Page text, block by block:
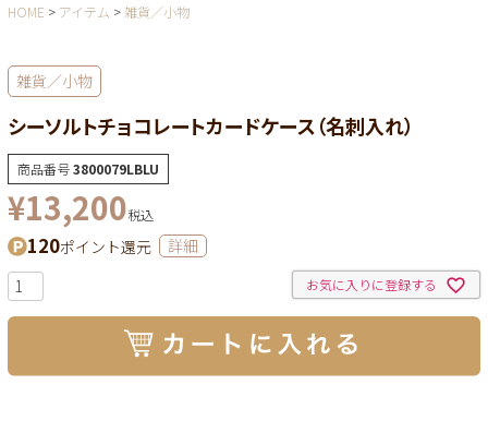
HOME アイテム 雑貨／小物
雑貨／小物
シーソルトチョコレートカードケース（名刺入れ）
商品番号3800079LBLU
¥13,200税込
120ポイント還元 詳細
お気に入りに登録する